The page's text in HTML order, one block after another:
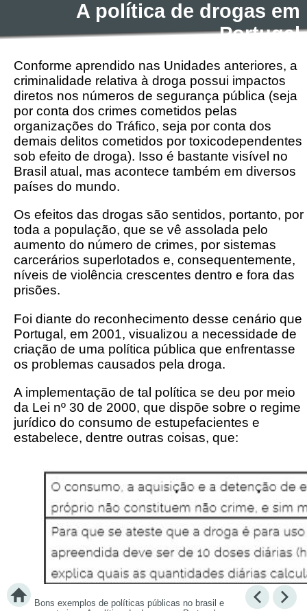
A política de drogas em
Portugal
Conforme aprendido nas Unidades anteriores, a
criminalidade relativa à droga possui impactos
diretos nos números de segurança pública (seja
por conta dos crimes cometidos pelas
organizações do Tráfico, seja por conta dos
demais delitos cometidos por toxicodependentes
sob efeito de droga). Isso é bastante visível no
Brasil atual, mas acontece também em diversos
países do mundo.
Os efeitos das drogas são sentidos, portanto, por
toda a população, que se vê assolada pelo
aumento do número de crimes, por sistemas
carcerários superlotados e, consequentemente,
níveis de violência crescentes dentro e fora das
prisões.
Foi diante do reconhecimento desse cenário que
Portugal, em 2001, visualizou a necessidade de
criação de uma política pública que enfrentasse
os problemas causados pela droga.
A implementação de tal política se deu por meio
da Lei nº 30 de 2000, que dispõe sobre o regime
jurídico do consumo de estupefacientes e
estabelece, dentre outras coisas, que:
Bons exemplos de políticas públicas no brasil e